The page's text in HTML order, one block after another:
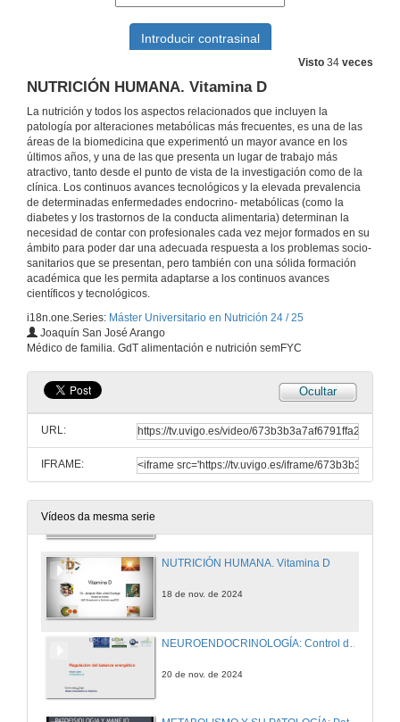
Visto 34 veces
NUTRICIÓN HUMANA. Vitamina D
La nutrición y todos los aspectos relacionados que incluyen la
patología por alteraciones metabólicas más frecuentes, es una de las
áreas de la biomedicina que experimentó un mayor avance en los
últimos años, y una de las que presenta un lugar de trabajo más
atractivo, tanto desde el punto de vista de la investigación como de la
clínica. Los continuos avances tecnológicos y la elevada prevalencia
de determinadas enfermedades endocrino- metabólicas (como la
diabetes y los trastornos de la conducta alimentaria) determinan la
necesidad de contar con profesionales cada vez mejor formados en su
ámbito para poder dar una adecuada respuesta a los problemas socio-
sanitarios que se presentan, pero también con una sólida formación
académica que les permita adaptarse a los continuos avances
científicos y tecnológicos.
i18n.one.Series: Máster Universitario en Nutrición 24 / 25
Joaquín San José Arango
Médico de familia. GdT alimentación e nutrición semFYC
Ocultar
URL:
IFRAME:
Vídeos da mesma serie
31 de out. de 2024
6 de nov. de 2024
6 de nov. de 2024
NUTRICIÓN HUMANA: Valoración nutricional del deportista y antropometría
7 de nov. de 2024
13 de nov. de 2024
ENDOCRINOLOGÍA BÁSICA Y CLÍNICA: Eje Lactotropo: La Prolactina (PRL)
13 de nov. de 2024
METABOLISMO Y SU PATOLOGÍA: Tratamiento de la diabetes y Terapia insulínica.
NUTRICIÓN HUMANA. Vitamina D
18 de nov. de 2024
20 de nov. de 2024